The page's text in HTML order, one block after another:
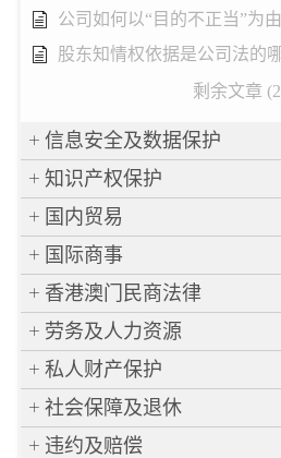
公司如何以“目的不正当”为
股东知情权依据是公司法的
剩余文章
信息安全及数据保护
知识产权保护
国内贸易
国际商事
香港澳门民商法律
劳务及人力资源
私人财产保护
社会保障及退休
违约及赔偿